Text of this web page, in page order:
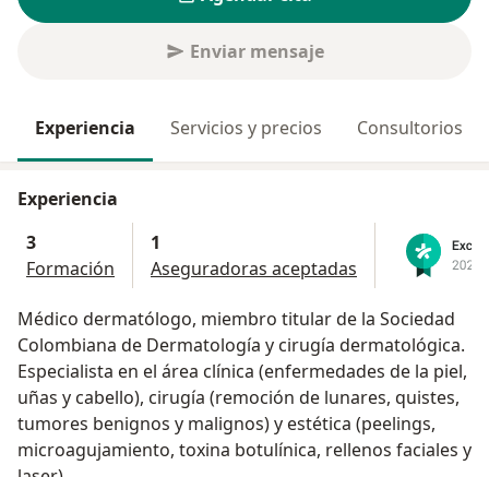
Enviar mensaje
Experiencia Servicios y precios Consultorios
Experiencia
3
Formación
1
Aseguradoras aceptadas
Médico dermatólogo, miembro titular de la Sociedad
Colombiana de Dermatología y cirugía dermatológica.
Especialista en el área clínica (enfermedades de la piel,
uñas y cabello), cirugía (remoción de lunares, quistes,
tumores benignos y malignos) y estética (peelings,
microagujamiento, toxina botulínica, rellenos faciales y